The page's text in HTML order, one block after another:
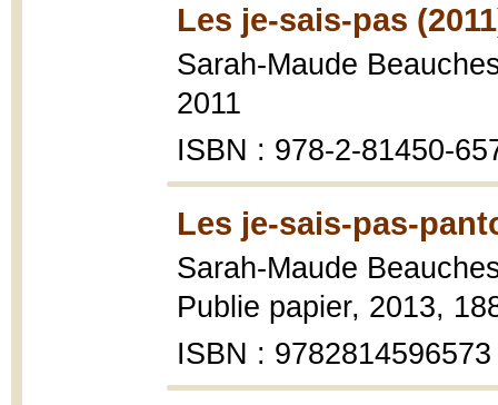
Les je-sais-pas
Sarah-Maude
2011
ISBN : 978-2-81450-
Les je-sais-pas-
Sarah-Maude
Publie papier, 2013,
ISBN : 9782814596573